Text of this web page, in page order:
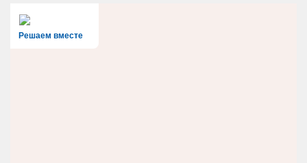
Решаем вместе